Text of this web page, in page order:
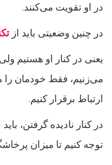
در او تقویت می‌کنند.
در چنین وضعیتی باید از
یعنی در کنار او هستیم
می‌زنیم، فقط خودمان را
ارتباط برقرار کنیم.
در کنار نادیده گرفتن،
توجه کنیم تا میزان